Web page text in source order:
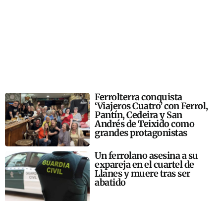
Ferrolterra conquista
‘Viajeros Cuatro’ con Ferrol,
Pantín, Cedeira y San
Andrés de Teixido como
grandes protagonistas
Un ferrolano asesina a su
expareja en el cuartel de
Llanes y muere tras ser
abatido